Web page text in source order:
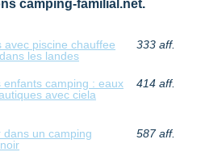
camping-familial.net.
avec piscine chauffee
les landes
333 aff.
enfants camping : eaux
avec ciela
414 aff.
un camping
587 aff.